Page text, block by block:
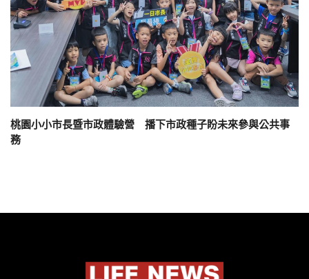
桃園小小市長暨市政體驗營 播下市政種子盼未來參與公共事
務